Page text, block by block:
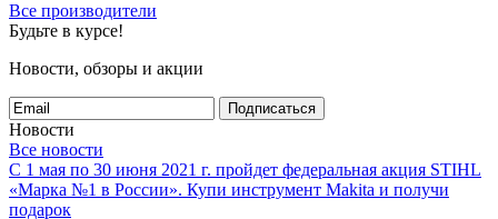
Все производители
Будьте в курсе!
Новости, обзоры и акции
Подписаться
Новости
Все новости
С 1 мая по 30 июня 2021 г. пройдет федеральная акция STIHL
«Марка №1 в России». Купи инструмент Makita и получи
подарок